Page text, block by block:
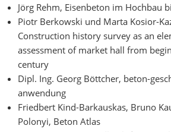
Jörg Rehm, Eisenbeton im Hochbau
Piotr Berkowski und Marta Kosior-
Construction history survey as an
assessment of market hall from
century
Dipl. Ing. Georg Böttcher, beton-
anwendung
Friedbert Kind-Barkauskas, Bruno
Polonyi, Beton Atlas